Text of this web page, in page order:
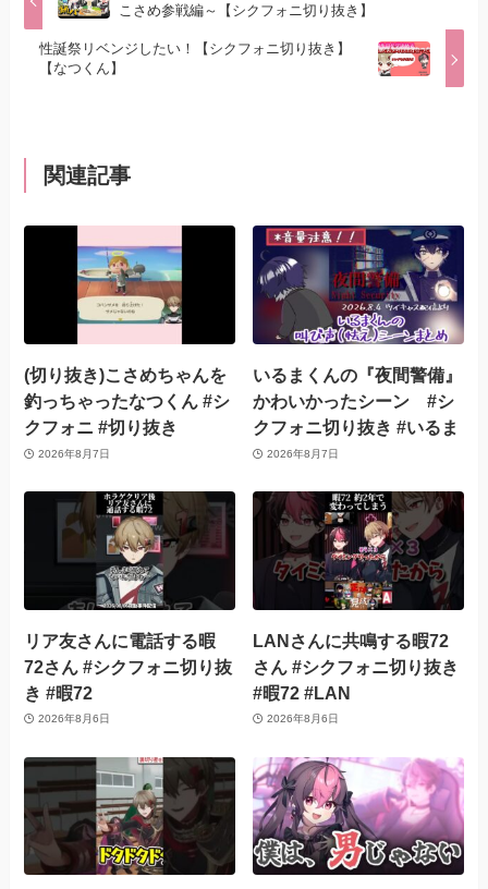
こさめ参戦編～【シクフォニ切り抜き】
性誕祭リベンジしたい！【シクフォニ切り抜き】
【なつくん】
関連記事
(切り抜き)こさめちゃんを
釣っちゃったなつくん #シ
クフォニ #切り抜き
2026年8月7日
いるまくんの『夜間警備』
かわいかったシーン #シ
クフォニ切り抜き #いるま
2026年8月7日
リア友さんに電話する暇
72さん #シクフォニ切り抜
き #暇72
2026年8月6日
LANさんに共鳴する暇72
さん #シクフォニ切り抜き
#暇72 #LAN
2026年8月6日